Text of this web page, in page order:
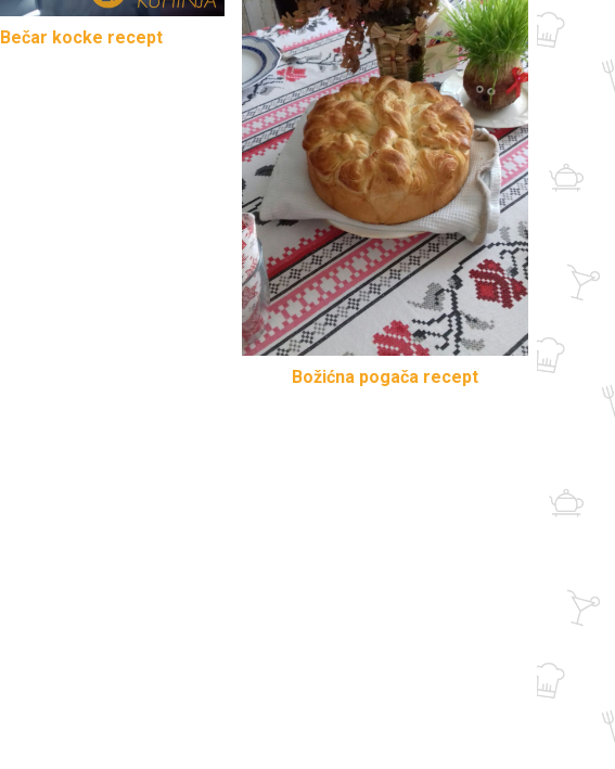
Bečar kocke recept
Božićna pogača recept